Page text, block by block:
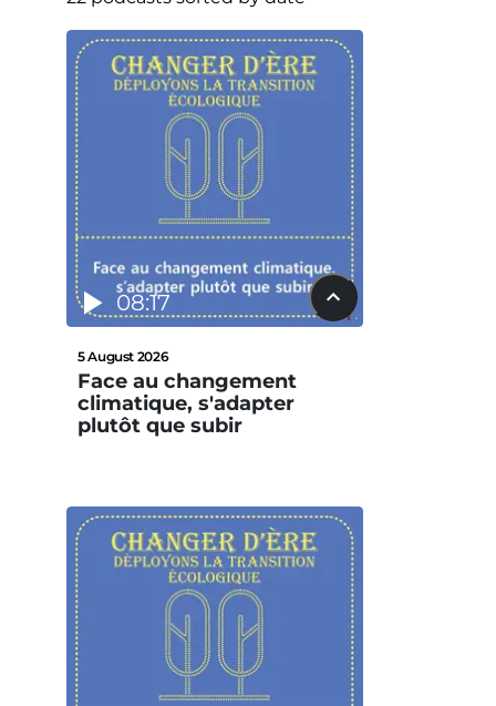
08:17
5 August 2026
Face au changement
climatique, s'adapter
plutôt que subir